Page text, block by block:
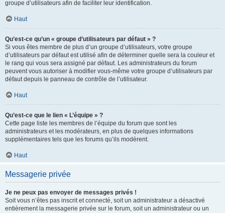
groupe d’utilisateurs afin de faciliter leur identification.
Haut
Qu’est-ce qu’un « groupe d’utilisateurs par défaut » ?
Si vous êtes membre de plus d’un groupe d’utilisateurs, votre groupe
d’utilisateurs par défaut est utilisé afin de déterminer quelle sera la couleur et
le rang qui vous sera assigné par défaut. Les administrateurs du forum
peuvent vous autoriser à modifier vous-même votre groupe d’utilisateurs par
défaut depuis le panneau de contrôle de l’utilisateur.
Haut
Qu’est-ce que le lien « L’équipe » ?
Cette page liste les membres de l’équipe du forum que sont les
administrateurs et les modérateurs, en plus de quelques informations
supplémentaires tels que les forums qu’ils modèrent.
Haut
Messagerie privée
Je ne peux pas envoyer de messages privés !
Soit vous n’êtes pas inscrit et connecté, soit un administrateur a désactivé
entièrement la messagerie privée sur le forum, soit un administrateur ou un